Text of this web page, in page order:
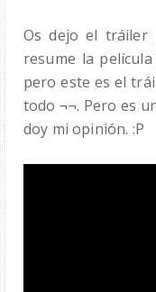
Os dejo el
resume la
pero este es el
todo ¬¬. Pero es
doy mi opinión. :P